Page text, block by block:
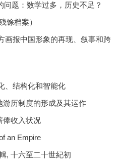
题：数学过多，历史不足？
馀档案）
画报中国形象的再现、叙事和跨
、结构化和智能化
历制度的形成及其运作
俸收入状况
an Empire
, 十六至二十世紀初